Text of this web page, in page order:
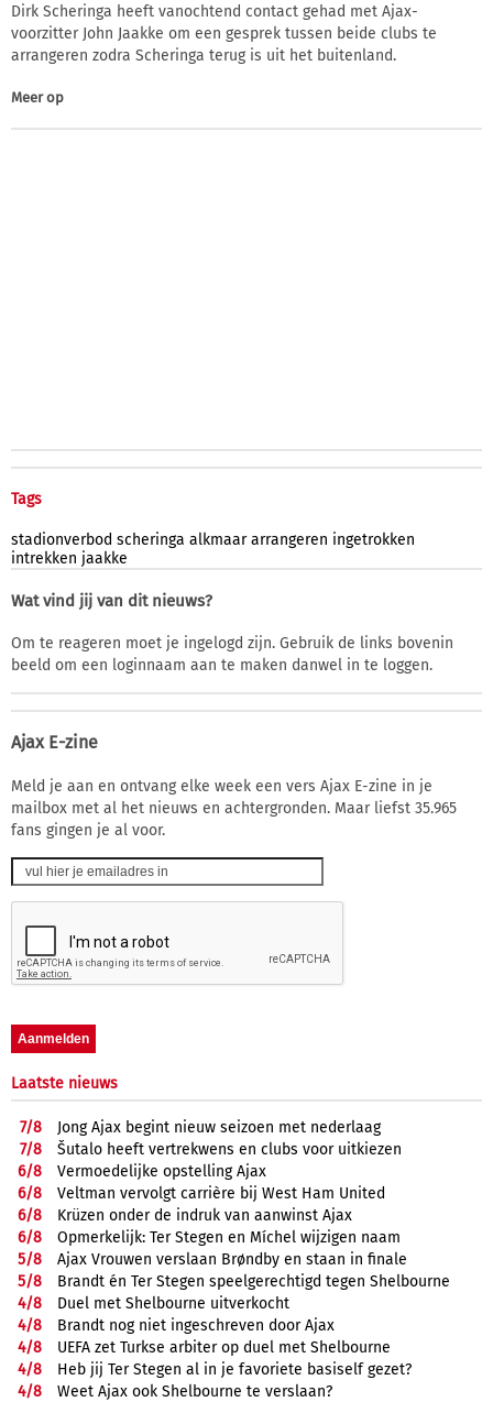
Dirk Scheringa heeft vanochtend contact gehad met Ajax-
voorzitter John Jaakke om een gesprek tussen beide clubs te
arrangeren zodra Scheringa terug is uit het buitenland.
Meer op
Tags
stadionverbod scheringa alkmaar arrangeren ingetrokken
intrekken jaakke
Wat vind jij van dit nieuws?
Om te reageren moet je ingelogd zijn. Gebruik de links bovenin
beeld om een loginnaam aan te maken danwel in te loggen.
Ajax E-zine
Meld je aan en ontvang elke week een vers Ajax E-zine in je
mailbox met al het nieuws en achtergronden. Maar liefst 35.965
fans gingen je al voor.
Laatste nieuws
7/8
Jong Ajax begint nieuw seizoen met nederlaag
7/8
Šutalo heeft vertrekwens en clubs voor uitkiezen
6/8
Vermoedelijke opstelling Ajax
6/8
Veltman vervolgt carrière bij West Ham United
6/8
Krüzen onder de indruk van aanwinst Ajax
6/8
Opmerkelijk: Ter Stegen en Míchel wijzigen naam
5/8
Ajax Vrouwen verslaan Brøndby en staan in finale
5/8
Brandt én Ter Stegen speelgerechtigd tegen Shelbourne
4/8
Duel met Shelbourne uitverkocht
4/8
Brandt nog niet ingeschreven door Ajax
4/8
UEFA zet Turkse arbiter op duel met Shelbourne
4/8
Heb jij Ter Stegen al in je favoriete basiself gezet?
4/8
Weet Ajax ook Shelbourne te verslaan?